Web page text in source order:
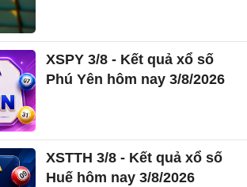
XSPY 3/8 - Kết quả xổ số
Phú Yên hôm nay 3/8/2026
XSTTH 3/8 - Kết quả xổ số
Huế hôm nay 3/8/2026